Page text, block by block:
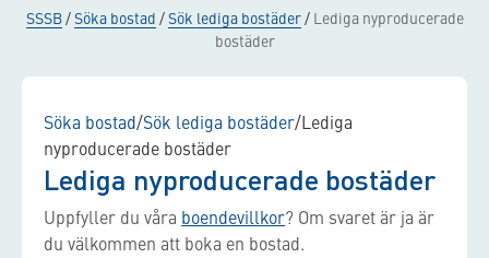
SSSB/Söka bostad /Sök lediga bostäder/ Lediga nyproducerade
bostäder
Söka bostad/Sök lediga bostäder/Lediga
nyproducerade bostäder
Lediga nyproducerade bostäder
Uppfyller du våra boendevillkor? Om svaret är ja är
du välkommen att boka en bostad.